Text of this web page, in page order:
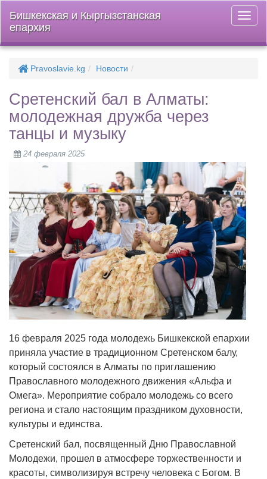
меню
Бишкекская и Кыргызстанская
епархия
Pravoslavie.kg Новости
Сретенский бал в Алматы:
молодежная дружба через
танцы и музыку
24 февраля 2025
16 февраля 2025 года молодежь Бишкекской епархии
приняла участие в традиционном Сретенском балу,
который состоялся в Алматы по приглашению
Православного молодежного движения «Альфа и
Омега». Мероприятие собрало молодежь со всего
региона и стало настоящим праздником духовности,
культуры и единства.
Сретенский бал, посвященный Дню Православной
Молодежи, прошел в атмосфере торжественности и
красоты, символизируя встречу человека с Богом. В